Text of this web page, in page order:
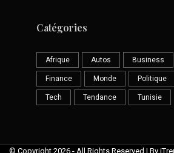
Catégories
Afrique Autos Business
Finance Monde Politique
Tech Tendance Tunisie
© Copyright 2026 - All Rights Reserved | By